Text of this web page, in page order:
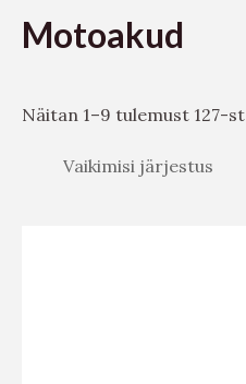
Motoakud
Näitan 1–9 tulemust 127-st